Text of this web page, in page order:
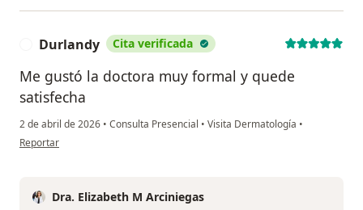
Durlandy Cita verificada
Me gustó la doctora muy formal y quede
satisfecha
2 de abril de 2026 • Consulta Presencial • Visita Dermatología •
en opinión del usuario Durlandy
Reportar
Dra. Elizabeth M Arciniegas